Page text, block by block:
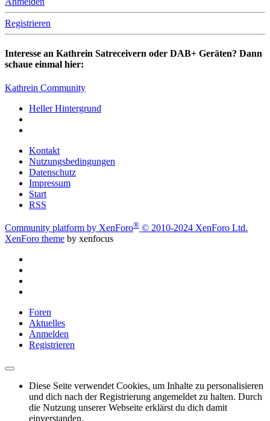
Registrieren
Interesse an Kathrein Satreceivern oder DAB+ Geräten? Dann
schaue einmal hier:
Kathrein Community
Heller Hintergrund
Kontakt
Nutzungsbedingungen
Datenschutz
Impressum
Start
RSS
Community platform by XenForo® © 2010-2024 XenForo Ltd.
XenForo theme by xenfocus
Foren
Aktuelles
Anmelden
Registrieren
Diese Seite verwendet Cookies, um Inhalte zu personalisieren
und dich nach der Registrierung angemeldet zu halten. Durch
die Nutzung unserer Webseite erklärst du dich damit
einverstanden.